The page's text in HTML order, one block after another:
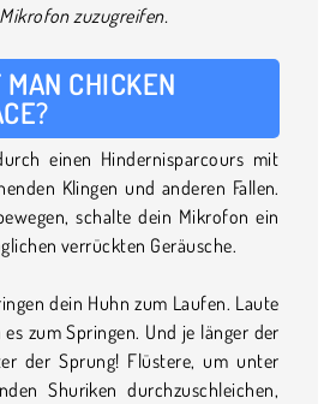
zuzugreifen.
CHICKEN
einen Hindernisparcours mit
Klingen und anderen Fallen.
schalte dein Mikrofon ein
verrückten Geräusche.
dein Huhn zum Laufen. Laute
zum Springen. Und je länger der
der Sprung! Flüstere, um unter
Shuriken durchzuschleichen,